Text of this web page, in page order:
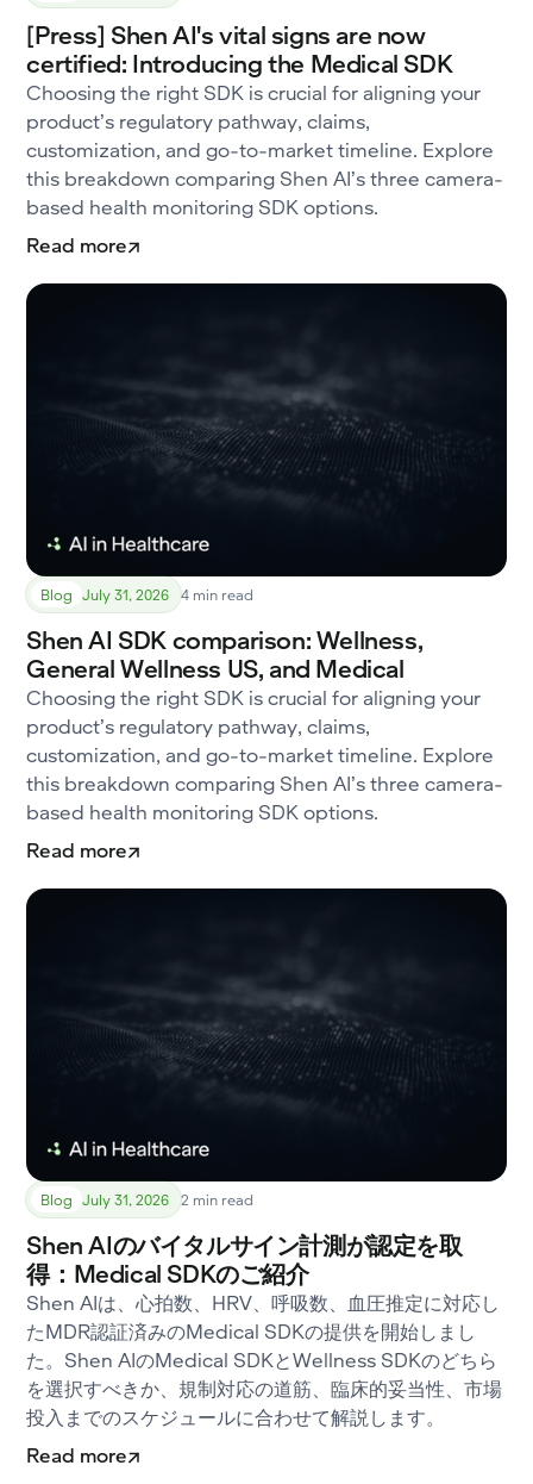
[Press] Shen AI's vital signs are now
certified: Introducing the Medical SDK
Choosing the right SDK is crucial for aligning your
product’s regulatory pathway, claims,
customization, and go-to-market timeline. Explore
this breakdown comparing Shen AI’s three camera-
based health monitoring SDK options.
Read more
Blog July 31, 2026 4 min read
Shen AI SDK comparison: Wellness,
General Wellness US, and Medical
Choosing the right SDK is crucial for aligning your
product’s regulatory pathway, claims,
customization, and go-to-market timeline. Explore
this breakdown comparing Shen AI’s three camera-
based health monitoring SDK options.
Read more
Blog July 31, 2026 2 min read
Shen AIのバイタルサイン計測が認定を取
得：Medical SDKのご紹介
Shen AIは、心拍数、HRV、呼吸数、血圧推定に対応し
たMDR認証済みのMedical SDKの提供を開始しまし
た。Shen AIのMedical SDKとWellness SDKのどちら
を選択すべきか、規制対応の道筋、臨床的妥当性、市場
投入までのスケジュールに合わせて解説します。
Read more